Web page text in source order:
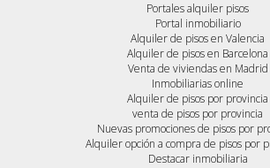
Portales alquiler pisos
Portal inmobiliario
Alquiler de pisos en Valencia
Alquiler de pisos en Barcelona
Venta de viviendas en Madrid
Inmobiliarias online
Alquiler de pisos por provincia
venta de pisos por provincia
Nuevas promociones de pisos por
Alquiler opción a compra de pisos por
Destacar inmobiliaria